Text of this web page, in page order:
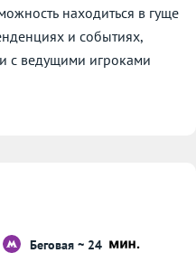
находиться в гуще
и событиях,
с ведущими игроками
Беговая ~ 24